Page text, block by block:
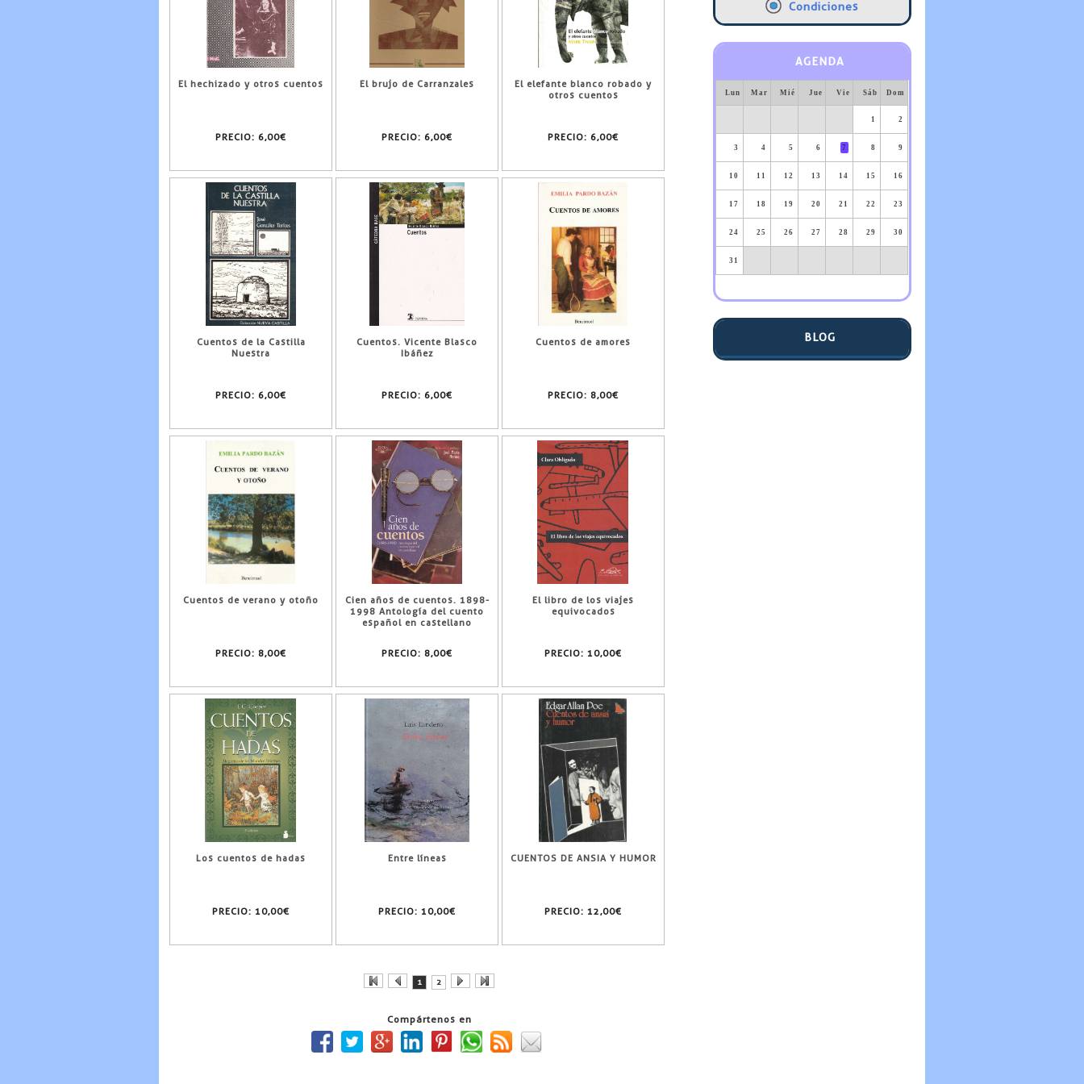
El hechizado y otros cuentos
PRECIO: 6,00€
El brujo de Carranzales
PRECIO: 6,00€
El elefante blanco robado y
otros cuentos
PRECIO: 6,00€
Cuentos de la Castilla
Nuestra
PRECIO: 6,00€
Cuentos. Vicente Blasco
Ibáñez
PRECIO: 6,00€
Cuentos de amores
PRECIO: 8,00€
Cuentos de verano y otoño
PRECIO: 8,00€
Cien años de cuentos. 1898-
1998 Antología del cuento
español en castellano
PRECIO: 8,00€
El libro de los viajes
equivocados
PRECIO: 10,00€
Los cuentos de hadas
PRECIO: 10,00€
Entre líneas
PRECIO: 10,00€
CUENTOS DE ANSIA Y HUMOR
PRECIO: 12,00€
1 2
Compártenos en
Condiciones
AGENDA
Lun Mar Mié Jue Vie Sáb Dom
1 2
3 4 5 6 7 8 9
10 11 12 13 14 15 16
17 18 19 20 21 22 23
24 25 26 27 28 29 30
31
BLOG